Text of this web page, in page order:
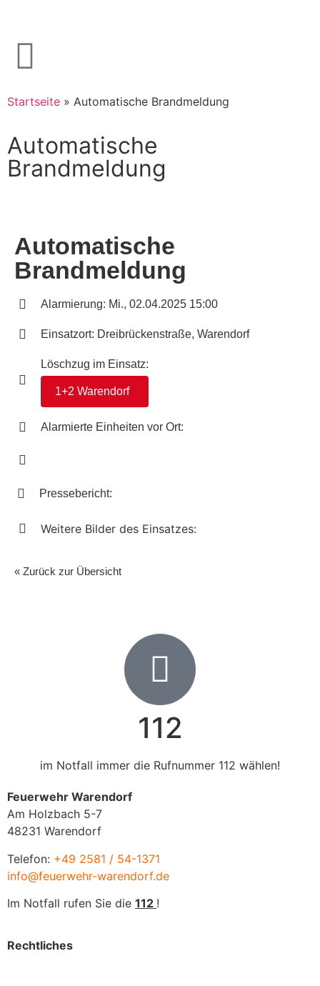
Startseite » Automatische Brandmeldung
Automatische
Brandmeldung
Automatische
Brandmeldung
Alarmierung: Mi., 02.04.2025 15:00
Einsatzort: Dreibrückenstraße, Warendorf
Löschzug im Einsatz:
1+2 Warendorf
Alarmierte Einheiten vor Ort:
Pressebericht:
Weitere Bilder des Einsatzes:
« Zurück zur Übersicht
112
im Notfall immer die Rufnummer 112 wählen!
Feuerwehr Warendorf
Am Holzbach 5-7
48231 Warendorf
Telefon: +49 2581 / 54-1371
info@feuerwehr-warendorf.de
Im Notfall rufen Sie die 112 !
Rechtliches